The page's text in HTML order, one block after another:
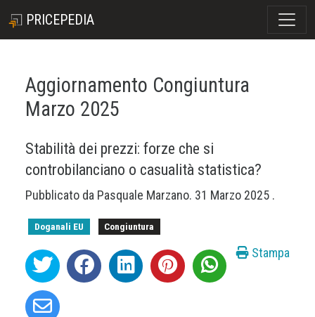
PRICEPEDIA
Aggiornamento Congiuntura
Marzo 2025
Stabilità dei prezzi: forze che si
controbilanciano o casualità statistica?
Pubblicato da Pasquale Marzano. 31 Marzo 2025 .
Doganali EU Congiuntura
Stampa